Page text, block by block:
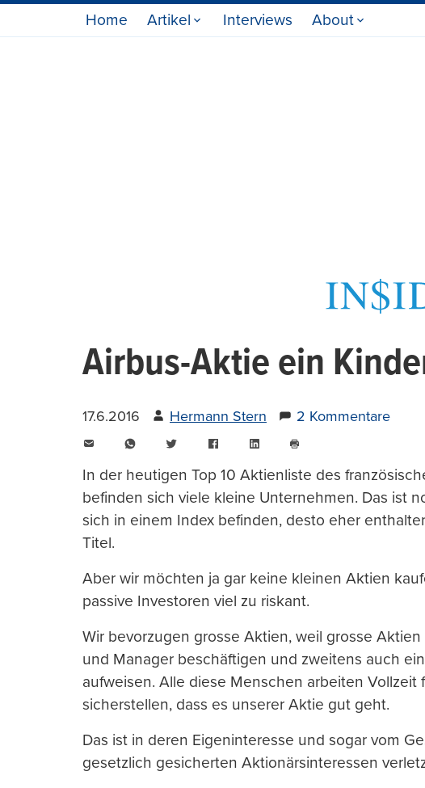
Home Artikel Interviews About
Airbus-Aktie ein
17.6.2016 Hermann Stern 2 Kommentare
WhatsAppTwitter FacebookLinkedIn
drucken
In der heutigen Top 10 Aktienliste des
befinden sich viele kleine Unternehmen. Das ist
sich in einem Index befinden, desto eher
Titel.
Aber wir möchten ja gar keine kleinen Aktien
passive Investoren viel zu riskant.
Wir bevorzugen grosse Aktien, weil grosse
und Manager beschäftigen und zweitens auch
aufweisen. Alle diese Menschen arbeiten Vollzeit
sicherstellen, dass es unserer Aktie gut geht.
Das ist in deren Eigeninteresse und sogar vom
gesetzlich gesicherten Aktionärsinteressen